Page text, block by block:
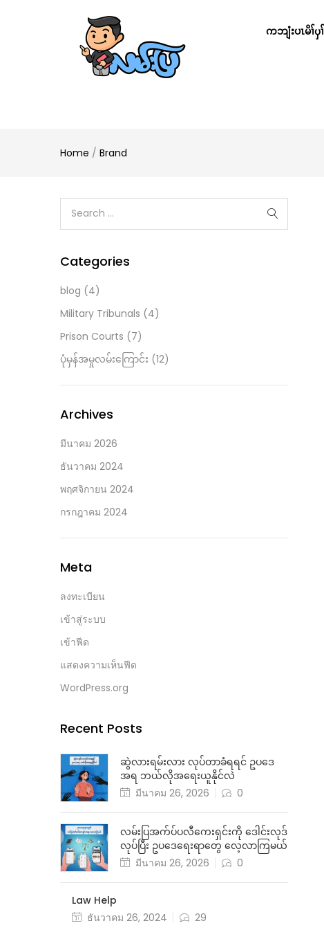
ကဘျံးပၤမိၢ်ၦၢ်
Home / Brand
Categories
blog (4)
Military Tribunals (4)
Prison Courts (7)
ပုံမှန်အမှုလမ်းကြောင်း (12)
Archives
มีนาคม 2026
ธันวาคม 2024
พฤศจิกายน 2024
กรกฎาคม 2024
Meta
ลงทะเบียน
เข้าสู่ระบบ
เข้าฟีด
แสดงความเห็นฟีด
WordPress.org
Recent Posts
ဆွဲလားရမ်းလား လုပ်တာခံရရင် ဥပဒေ
အရ ဘယ်လိုအရေးယူနိုင်လဲ
มีนาคม 26, 2026
0
လမ်းပြအက်ပ်ပလီကေးရှင်းကို ဒေါင်းလုဒ်
လုပ်ပြီး ဥပဒေရေးရာတွေ လေ့လာကြမယ်
มีนาคม 26, 2026
0
Law Help
ธันวาคม 26, 2024
29